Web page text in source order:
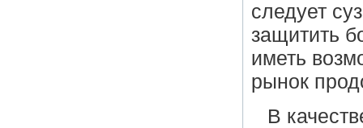
следует
защитить
иметь
рынок
В